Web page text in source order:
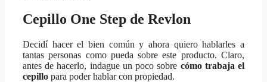
Cepillo One Step de Revlon
Decidí hacer el bien común y ahora quiero hablarles a
tantas personas como pueda sobre este producto. Claro,
antes de hacerlo, indague un poco sobre cómo trabaja el
cepillo para poder hablar con propiedad.